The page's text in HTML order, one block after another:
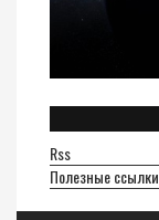
Rss
Полезные ссылки